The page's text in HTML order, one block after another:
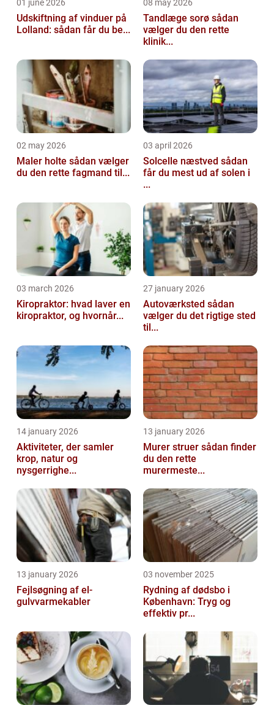
01 june 2026
Udskiftning af vinduer på
Lolland: sådan får du be...
08 may 2026
Tandlæge sorø sådan
vælger du den rette
klinik...
02 may 2026
Maler holte sådan vælger
du den rette fagmand til...
03 april 2026
Solcelle næstved sådan
får du mest ud af solen i
...
03 march 2026
Kiropraktor: hvad laver en
kiropraktor, og hvornår...
27 january 2026
Autoværksted sådan
vælger du det rigtige sted
til...
14 january 2026
Aktiviteter, der samler
krop, natur og
nysgerrighe...
13 january 2026
Murer struer sådan finder
du den rette
murermeste...
13 january 2026
Fejlsøgning af el-
gulvvarmekabler
03 november 2025
Rydning af dødsbo i
København: Tryg og
effektiv pr...